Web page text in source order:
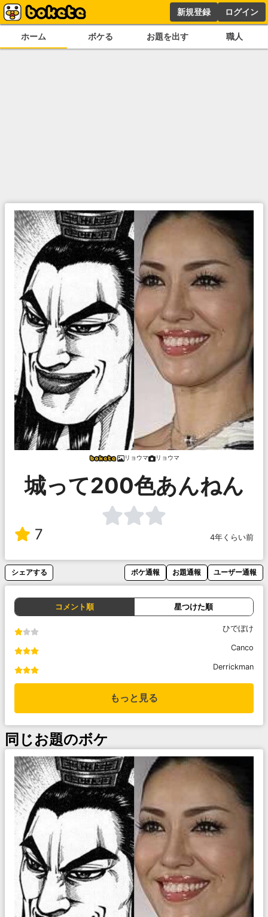
新規登録 ログイン
ホーム ボケる お題を出す 職人
リョウマ リョウマ
城って200色あんねん
7 4年くらい前
シェアする ボケ通報 お題通報 ユーザー通報
コメント順 星つけた順
ひでぼけ
Canco
Derrickman
もっと見る
同じお題のボケ